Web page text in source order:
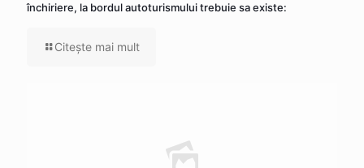
închiriere, la bordul autoturismului trebuie sa existe:
Citeşte mai mult